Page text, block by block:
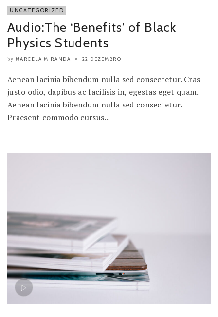
UNCATEGORIZED
Audio:The ‘Benefits’ of Black
Physics Students
by MARCELA MIRANDA 22 DEZEMBRO
Aenean lacinia bibendum nulla sed consectetur. Cras
justo odio, dapibus ac facilisis in, egestas eget quam.
Aenean lacinia bibendum nulla sed consectetur.
Praesent commodo cursus..